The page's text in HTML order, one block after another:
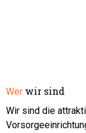
Wer wir sind
Wir sind die